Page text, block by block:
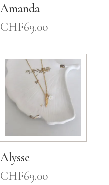
Amanda
CHF69.00
Alysse
CHF69.00